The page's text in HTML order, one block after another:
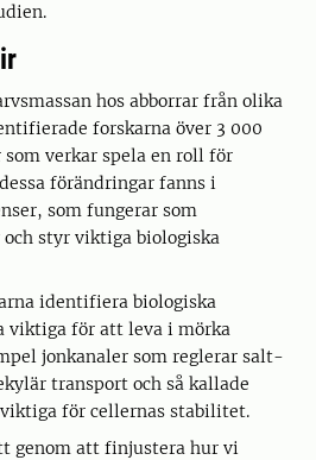
hos abborrar från olika
forskarna över 3 000
verkar spela en roll för
förändringar fanns i
som fungerar som
styr viktiga biologiska
identifiera biologiska
viktiga för att leva i mörka
jonkanaler som reglerar salt-
transport och så kallade
för cellernas stabilitet.
genom att finjustera hur vi